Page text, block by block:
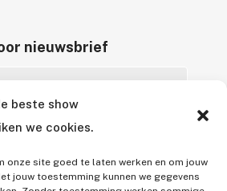
beste show
we cookies.
onze site goed te laten werken en om jouw
jouw toestemming kunnen we gegevens
nieuwsbrief